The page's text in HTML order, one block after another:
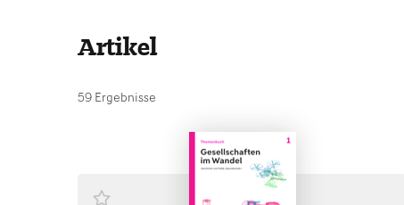
Artikel
59 Ergebnisse